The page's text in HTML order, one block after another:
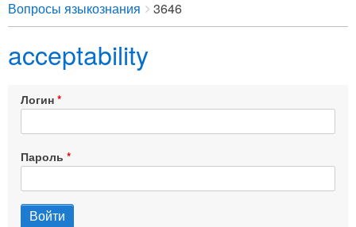
Breadcrumbs
You
are
Вопросы языкознания 3646
acceptability
Логин
Пароль